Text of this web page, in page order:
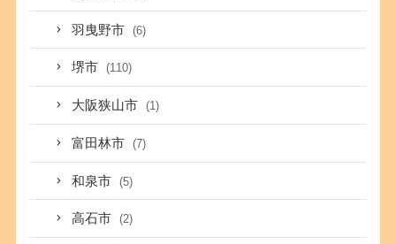
羽曳野市 (6)
堺市 (110)
大阪狭山市 (1)
富田林市 (7)
和泉市 (5)
高石市 (2)